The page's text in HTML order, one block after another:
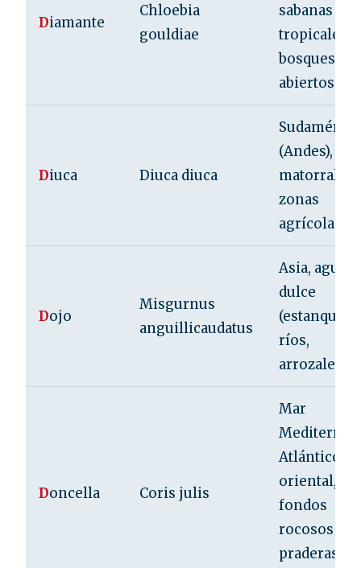
Diamante
Chloebia
gouldiae
sabanas
tropicales,
bosques
abiertos
Diuca Diuca diuca
Sudamérica
(Andes),
matorrales,
zonas
agrícolas
Dojo
Misgurnus
anguillicaudatus
Asia, agua
dulce
(estanques,
ríos,
arrozales)
Doncella Coris julis
Mar
Atlántico
oriental,
fondos
rocosos y
praderas